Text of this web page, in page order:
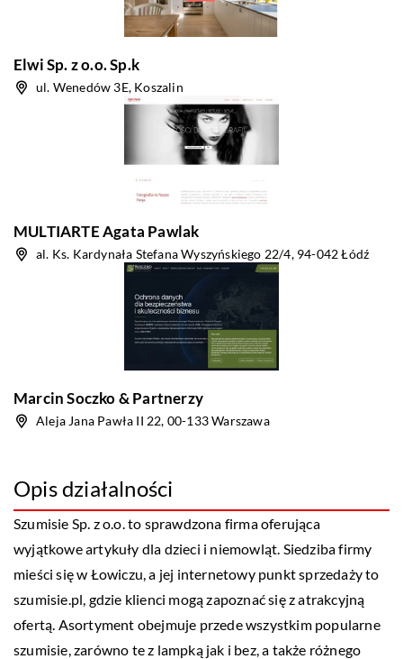
Elwi Sp. z o.o. Sp.k
ul. Wenedów 3E, Koszalin
MULTIARTE Agata Pawlak
al. Ks. Kardynała Stefana Wyszyńskiego 22/4, 94-042 Łódź
Marcin Soczko & Partnerzy
Aleja Jana Pawła II 22, 00-133 Warszawa
Opis działalności
Szumisie Sp. z o.o. to sprawdzona firma oferująca
wyjątkowe artykuły dla dzieci i niemowląt. Siedziba firmy
mieści się w Łowiczu, a jej internetowy punkt sprzedaży to
szumisie.pl, gdzie klienci mogą zapoznać się z atrakcyjną
ofertą. Asortyment obejmuje przede wszystkim popularne
szumisie, zarówno te z lampką jak i bez, a także różnego